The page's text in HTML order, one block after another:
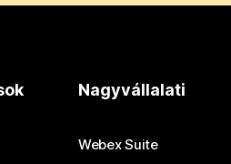
Nagyvállalati
Webex Suite